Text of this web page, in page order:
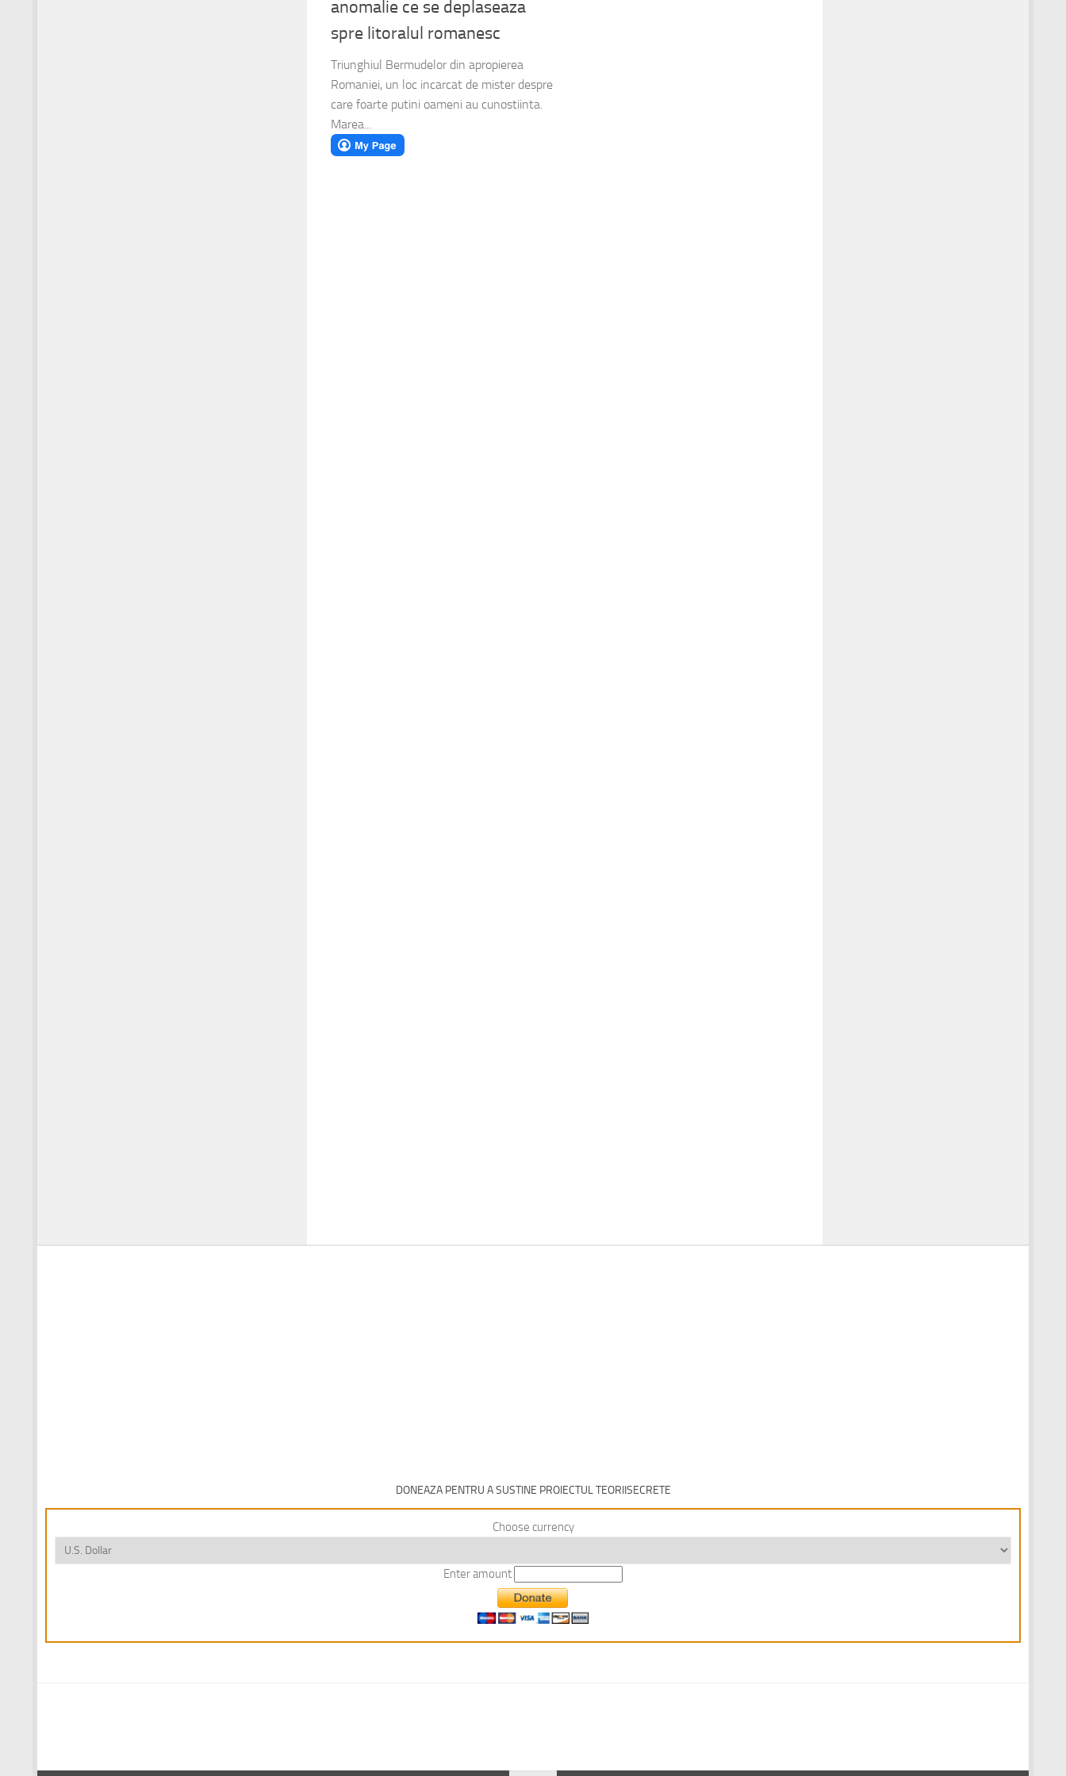
anomalie ce se deplaseaza
spre litoralul romanesc
Triunghiul Bermudelor din apropierea
Romaniei, un loc incarcat de mister despre
care foarte putini oameni au cunostiinta.
Marea...
DONEAZA PENTRU A SUSTINE PROIECTUL TEORIISECRETE
Choose currency
Enter amount